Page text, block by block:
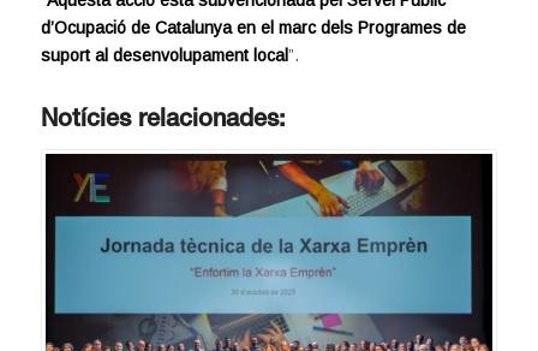
d’Ocupació de Catalunya en el marc dels Programes de
suport al desenvolupament local”.
Notícies relacionades: